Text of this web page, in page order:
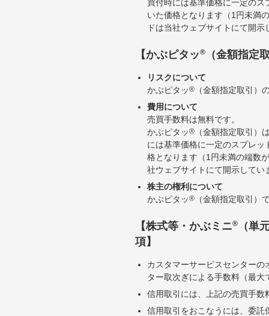
買付時には基準価格に一定の
いた価格となります（1円未満
ドは当社ウェブサイトにて開
【かぶピタッ® （金額指定
リスクについて
かぶピタッ®
（金額指定取引）
費用について
売買手数料は無料です。
かぶピタッ®
（金額指定取引）
には基準価格に一定のスプレ
格となります（1円未満の端数
社ウェブサイトにて開示して
株主の権利について
かぶピタッ® （金額指定取引）
【株式等・かぶミニ®
（単
項】
カスタマーサービスセンター
ター取次ぎによる手数料（最
信用取引には、上記の売買手
信用取引をおこなうには、委